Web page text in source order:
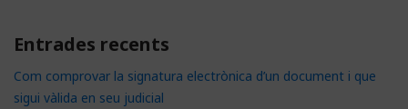
Entrades recents
Com comprovar la signatura electrònica d’un document i que
sigui vàlida en seu judicial